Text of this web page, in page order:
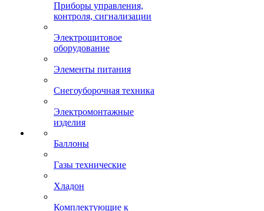
Приборы управления,
контроля, сигнализации
Электрощитовое
оборудование
Элементы питания
Снегоуборочная техника
Электромонтажные
изделия
Баллоны
Газы технические
Хладон
Комплектующие к